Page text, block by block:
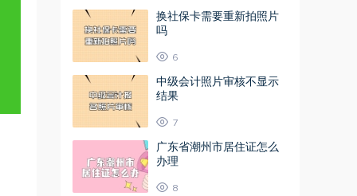
换社保卡需要重新拍照片
吗
6
中级会计照片审核不显示
结果
7
广东省潮州市居住证怎么
办理
8